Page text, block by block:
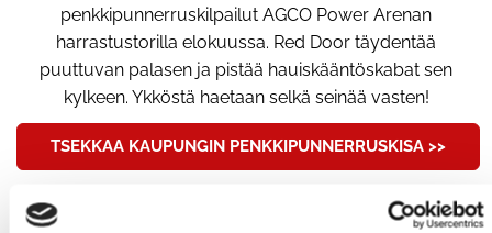
penkkipunnerruskilpailut AGCO Power Arenan
harrastustorilla elokuussa. Red Door täydentää
puuttuvan palasen ja pistää hauiskääntöskabat sen
kylkeen. Ykköstä haetaan selkä seinää vasten!
TSEKKAA KAUPUNGIN PENKKIPUNNERRUSKISA >>